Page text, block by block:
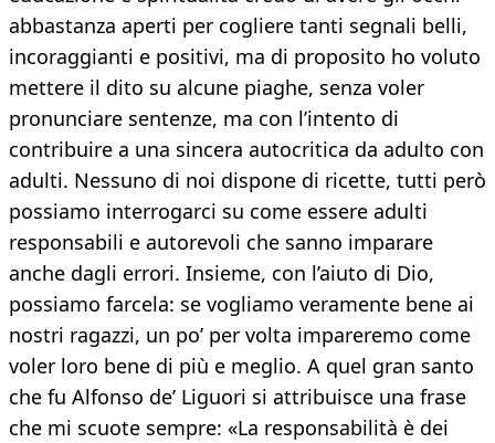
abbastanza aperti per cogliere tanti segnali belli,
incoraggianti e positivi, ma di proposito ho voluto
mettere il dito su alcune piaghe, senza voler
pronunciare sentenze, ma con l’intento di
contribuire a una sincera autocritica da adulto con
adulti. Nessuno di noi dispone di ricette, tutti però
possiamo interrogarci su come essere adulti
responsabili e autorevoli che sanno imparare
anche dagli errori. Insieme, con l’aiuto di Dio,
possiamo farcela: se vogliamo veramente bene ai
nostri ragazzi, un po’ per volta impareremo come
voler loro bene di più e meglio. A quel gran santo
che fu Alfonso de’ Liguori si attribuisce una frase
che mi scuote sempre: «La responsabilità è dei